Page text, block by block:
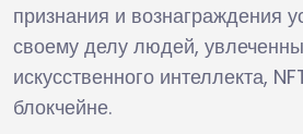
признания и вознаграждения
своему делу людей,
искусственного интеллекта,
блокчейне.